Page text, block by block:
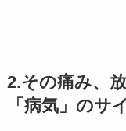
2.その痛み、
「病気」のサ